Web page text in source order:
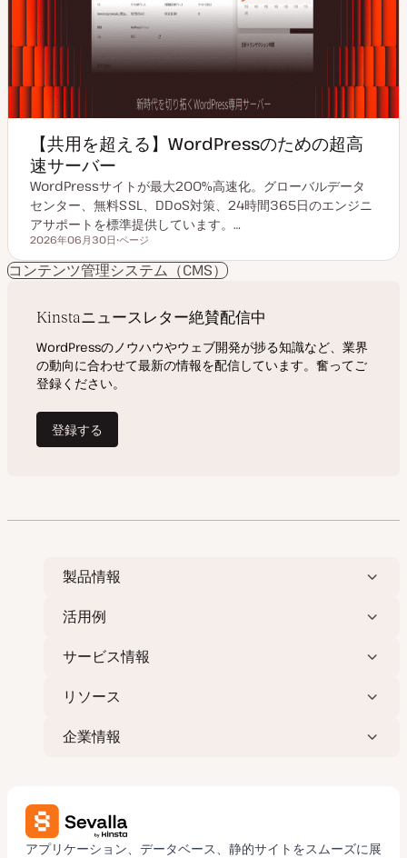
【共用を超える】WordPressのための超高
速サーバー
WordPressサイトが最大200%高速化。グローバルデータ
センター、無料SSL、DDoS対策、24時間365日のエンジニ
アサポートを標準提供しています。…
更新日
2026年06月30日
稿
タ
ページ
コンテンツ管理システム（CMS）
製品情報
活用例
サービス情報
リソース
企業情報
アプリケーション、データベース、静的サイトをスムーズに展